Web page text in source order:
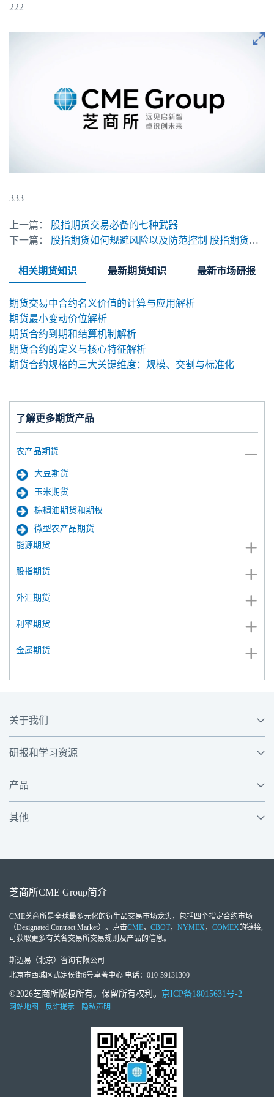
了解更多期货产品
农产品期货
大豆期货
玉米期货
棕榈油期货和期权
微型农产品期货
能源期货
股指期货
外汇期货
利率期货
金属期货
222
333
上一篇：
股指期货交易必备的七种武器
下一篇：
股指期货如何规避风险以及防范控制 股指期货交易心得
相关期货知识 最新期货知识 最新市场研报
期货交易中合约名义价值的计算与应用解析
期货最小变动价位解析
期货合约到期和结算机制解析
期货合约的定义与核心特征解析
期货合约规格的三大关键维度：规模、交割与标准化
关于我们
研报和学习资源
产品
其他
芝商所CME Group简介
CME芝商所是全球最多元化的衍生品交易市场龙头，包括四个指定合约市场
（Designated Contract Market）。点击CME， CBOT， NYMEX， COMEX的链接,
可获取更多有关各交易所交易规则及产品的信息。
斯迈易（北京）咨询有限公司
北京市西城区武定侯街6号卓著中心 电话：010-59131300
©2026芝商所版权所有。保留所有权利。 京ICP备18015631号-2
网站地图 反诈提示 隐私声明